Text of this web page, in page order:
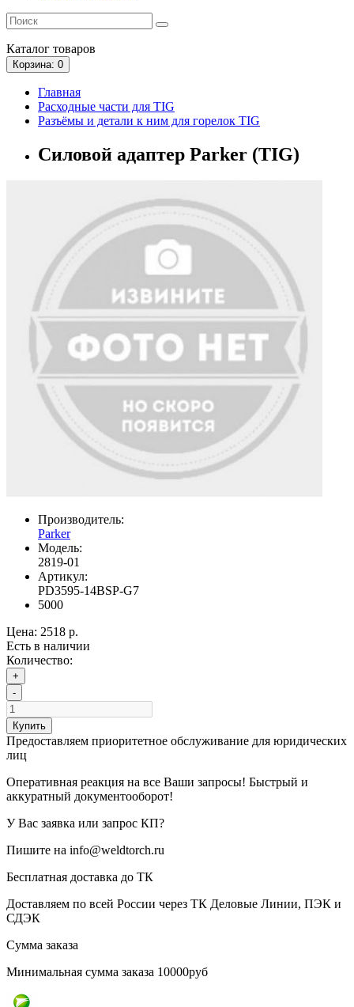
Каталог товаров
Корзина: 0
Главная
Расходные части для TIG
Разъёмы и детали к ним для горелок TIG
Силовой адаптер Parker (TIG)
Производитель:
Parker
Модель:
2819-01
Артикул:
PD3595-14BSP-G7
5000
Цена: 2518 р.
Есть в наличии
Количество:
+
-
Купить
Предоставляем приоритетное обслуживание для юридических
лиц
Оперативная реакция на все Ваши запросы! Быстрый и
аккуратный документооборот!
У Вас заявка или запрос КП?
Пишите на info@weldtorch.ru
Бесплатная доставка до ТК
Доставляем по всей России через ТК Деловые Линии, ПЭК и
СДЭК
Сумма заказа
Минимальная сумма заказа 10000руб